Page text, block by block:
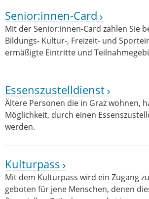
Senior:innen-Card
Mit der Senior:innen-Card zahlen Sie
Bildungs- Kultur-, Freizeit- und
ermäßigte Eintritte und
Essenszustelldienst
Ältere Personen die in Graz wohnen,
Möglichkeit, durch einen
werden.
Kulturpass
Mit dem Kulturpass wird ein Zugang
geboten für jene Menschen, denen